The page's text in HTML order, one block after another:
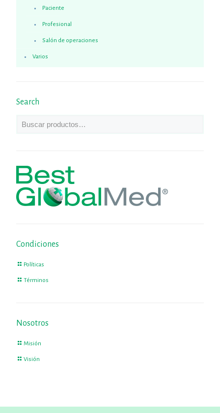
Paciente
Profesional
Salón de operaciones
Varios
Search
Condiciones
Políticas
Términos
Nosotros
Misión
Visión